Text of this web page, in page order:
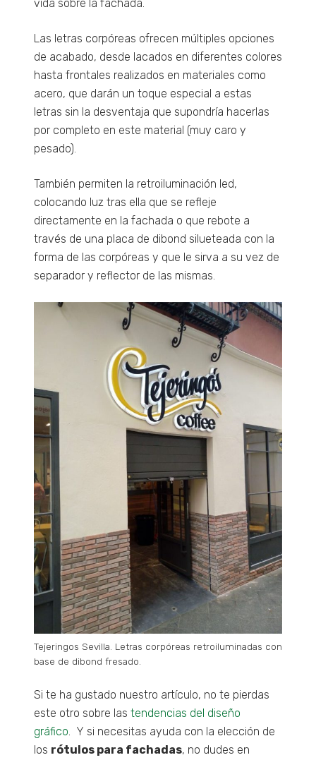
vida sobre la fachada.
Las letras corpóreas ofrecen múltiples opciones
de acabado, desde lacados en diferentes colores
hasta frontales realizados en materiales como
acero, que darán un toque especial a estas
letras sin la desventaja que supondría hacerlas
por completo en este material (muy caro y
pesado).
También permiten la retroiluminación led,
colocando luz tras ella que se refleje
directamente en la fachada o que rebote a
través de una placa de dibond silueteada con la
forma de las corpóreas y que le sirva a su vez de
separador y reflector de las mismas.
Tejeringos Sevilla. Letras corpóreas retroiluminadas con
base de dibond fresado.
Si te ha gustado nuestro artículo, no te pierdas
este otro sobre las tendencias del diseño
gráfico . Y si necesitas ayuda con la elección de
los rótulos para fachadas, no dudes en